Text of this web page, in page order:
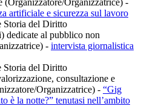
(Organizzatore/Organizzatrice) -
artificiale e sicurezza sul lavoro
Storia del Diritto
dedicate al pubblico non
- intervista giornalistica
Storia del Diritto
consultazione e
Organizzatrice) - “Gig
è la notte?” tenutasi nell’ambito